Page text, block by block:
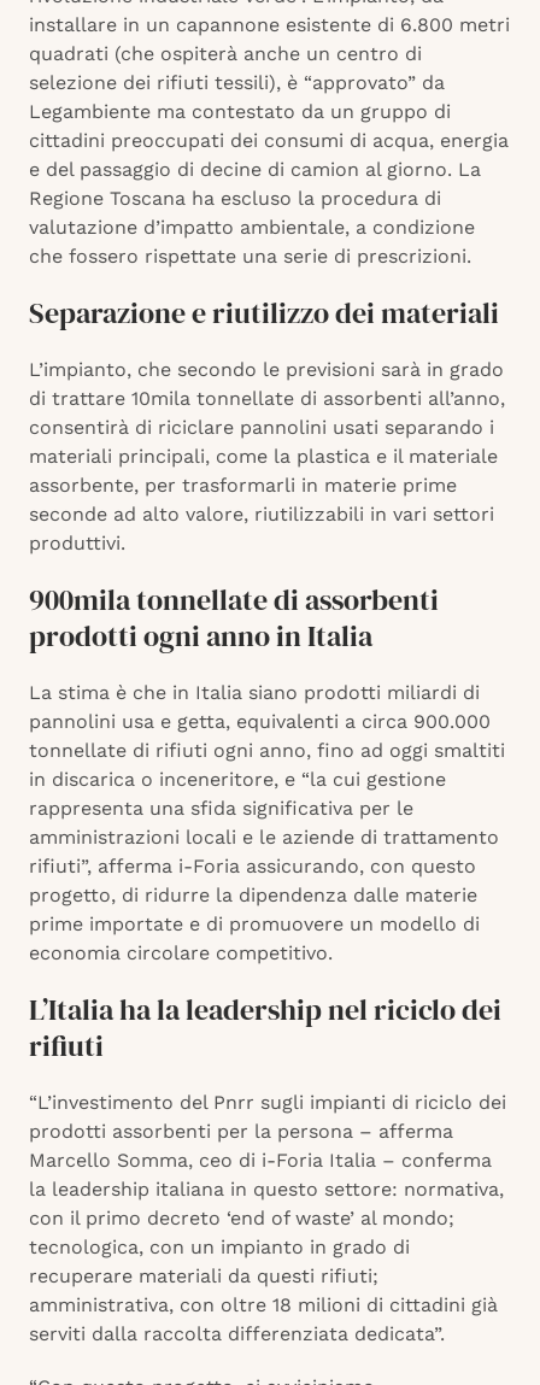
installare in un capannone esistente di 6.800 metri
quadrati (che ospiterà anche un centro di
selezione dei rifiuti tessili), è “approvato” da
Legambiente ma contestato da un gruppo di
cittadini preoccupati dei consumi di acqua, energia
e del passaggio di decine di camion al giorno. La
Regione Toscana ha escluso la procedura di
valutazione d’impatto ambientale, a condizione
che fossero rispettate una serie di prescrizioni.
Separazione e riutilizzo dei materiali
L’impianto, che secondo le previsioni sarà in grado
di trattare 10mila tonnellate di assorbenti all’anno,
consentirà di riciclare pannolini usati separando i
materiali principali, come la plastica e il materiale
assorbente, per trasformarli in materie prime
seconde ad alto valore, riutilizzabili in vari settori
produttivi.
900mila tonnellate di assorbenti
prodotti ogni anno in Italia
La stima è che in Italia siano prodotti miliardi di
pannolini usa e getta, equivalenti a circa 900.000
tonnellate di rifiuti ogni anno, fino ad oggi smaltiti
in discarica o inceneritore, e “la cui gestione
rappresenta una sfida significativa per le
amministrazioni locali e le aziende di trattamento
rifiuti”, afferma i-Foria assicurando, con questo
progetto, di ridurre la dipendenza dalle materie
prime importate e di promuovere un modello di
economia circolare competitivo.
L’Italia ha la leadership nel riciclo dei
rifiuti
“L’investimento del Pnrr sugli impianti di riciclo dei
prodotti assorbenti per la persona – afferma
Marcello Somma, ceo di i-Foria Italia – conferma
la leadership italiana in questo settore: normativa,
con il primo decreto ‘end of waste’ al mondo;
tecnologica, con un impianto in grado di
recuperare materiali da questi rifiuti;
amministrativa, con oltre 18 milioni di cittadini già
serviti dalla raccolta differenziata dedicata”.